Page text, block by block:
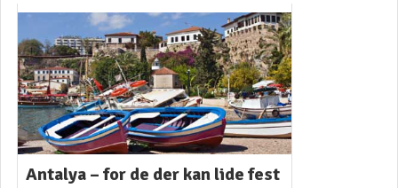
Antalya – for de der kan lide fest